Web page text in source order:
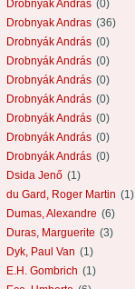
Drobnyák András (0)
Drobnyak Andras (36)
Drobnyák András (0)
Drobnyák András (0)
Drobnyák András (0)
Drobnyák András (0)
Drobnyák András (0)
Drobnyák András (0)
Drobnyák András (0)
Dsida Jenő (1)
du Gard, Roger Martin (1)
Dumas, Alexandre (6)
Duras, Marguerite (3)
Dyk, Paul Van (1)
E.H. Gombrich (1)